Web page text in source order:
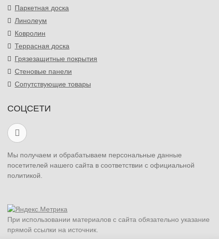
Паркетная доска
Линолеум
Ковролин
Террасная доска
Грязезащитные покрытия
Стеновые панели
Сопутствующие товары
СОЦСЕТИ
Мы получаем и обрабатываем персональные данные
посетителей нашего сайта в соответствии с официальной
политикой.
При использовании материалов с сайта обязательно указание
прямой ссылки на источник.